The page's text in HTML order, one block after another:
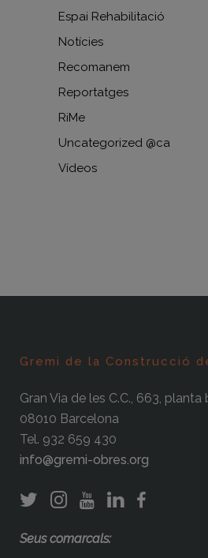
Espai Rehabilitació
Notícies
Recomanem
Reportatges
RiMe
Uncategorized @ca
Vídeos
Gremi de la Construcció
Gran Via de les C.C., 663, planta
08010 Barcelona
Tel. 932 659 430
info@gremi-obres.org
Seus comarcals: